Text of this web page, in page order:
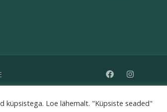
küpsistega. Loe lähemalt. "Küpsiste seaded"